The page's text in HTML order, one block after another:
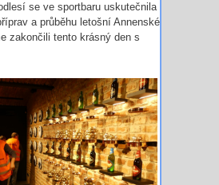
se ve sportbaru uskutečnila
a průběhu letošní Annenské
zakončili tento krásný den s